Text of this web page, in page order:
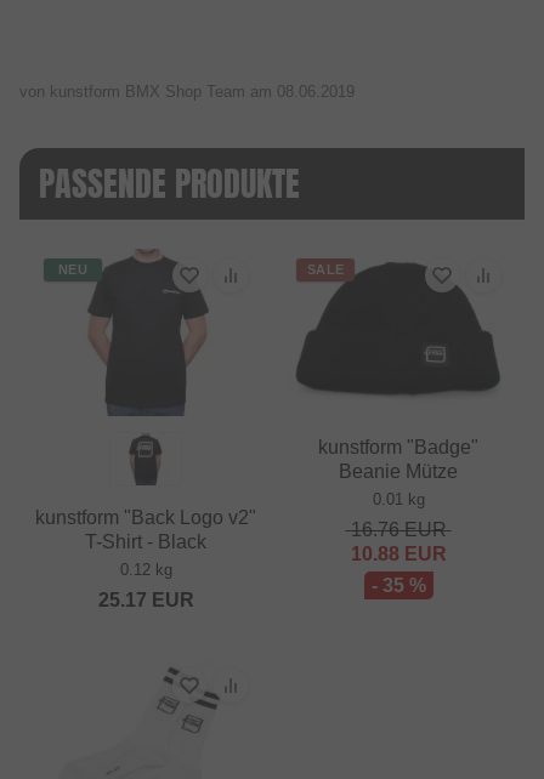
von kunstform BMX Shop Team am 08.06.2019
PASSENDE PRODUKTE
NEU
kunstform "Back Logo v2"
T-Shirt - Black
0.12 kg
25.17 EUR
SALE
kunstform "Badge"
Beanie Mütze
0.01 kg
16.76EUR
10.88 EUR
- 35 %